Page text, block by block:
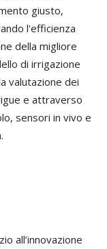
giusto,
l'efficienza
della migliore
di irrigazione
valutazione dei
e attraverso
sensori in vivo e
all’innovazione